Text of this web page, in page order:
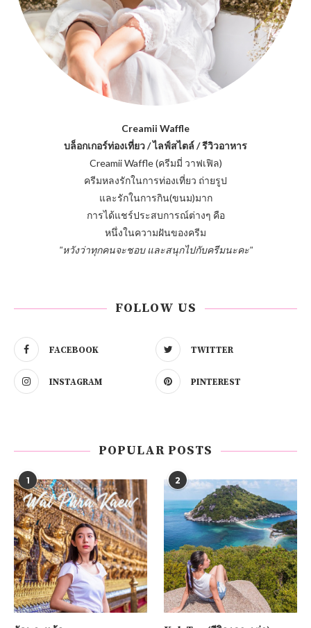
Creamii Waffle
บล็อกเกอร์ท่องเที่ยว / ไลฟ์สไตล์ / รีวิวอาหาร
Creamii Waffle (ครีมมี่ วาฟเฟิล)
ครีมหลงรักในการท่องเที่ยว ถ่ายรูป
และรักในการกิน(ขนม)มาก
การได้แชร์ประสบการณ์ต่างๆ คือ
หนึ่งในความฝันของครีม
"หวังว่าทุกคนจะชอบ และสนุกไปกับครีมนะคะ"
FOLLOW US
FACEBOOK TWITTER
INSTAGRAM PINTEREST
POPULAR POSTS
1 2